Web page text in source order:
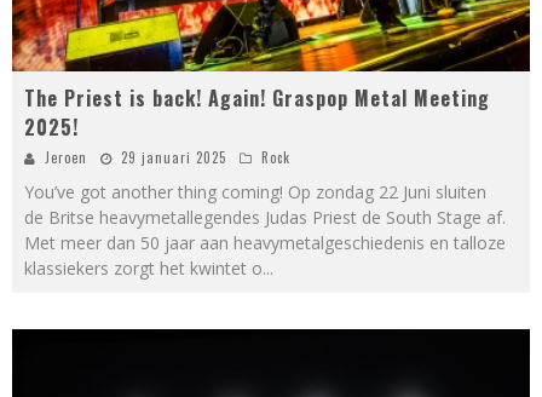
The Priest is back! Again! Graspop Metal Meeting
2025!
Jeroen 29 januari 2025 Rock
You’ve got another thing coming! Op zondag 22 Juni sluiten
de Britse heavymetallegendes Judas Priest de South Stage af.
Met meer dan 50 jaar aan heavymetalgeschiedenis en talloze
klassiekers zorgt het kwintet o...